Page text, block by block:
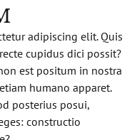
adipiscing elit. Quis
cupidus dici possit?
est positum in nostra
humano apparet.
posterius posui,
constructio